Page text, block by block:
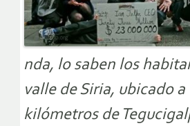
nda, lo saben los
valle de Siria, ubicado a
kilómetros de